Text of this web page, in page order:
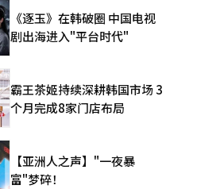
《逐玉》在韩破圈 中国电视
剧出海进入"平台时代"
霸王茶姬持续深耕韩国市场 3
个月完成8家门店布局
【亚洲人之声】"一夜暴
富"梦碎！